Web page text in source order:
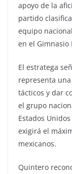
apoyo de la
partido
equipo
en el Gimnasio
El estratega
representa
tácticos y dar
el grupo
Estados
exigirá el
mexicanos.
Quintero